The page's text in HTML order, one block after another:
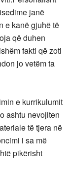
janë
e kanë gjuhë të
që duhen
fakti që zoti
jo vetëm ta
e kurrikulumit
ashtu nevojiten
të tjera në
i sa më
pikërisht